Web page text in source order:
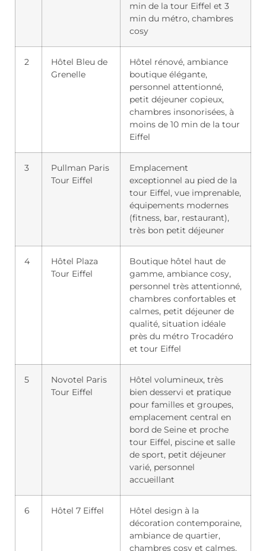
min de la tour Eiffel et 3
min du métro, chambres
cosy
2
Hôtel Bleu de
Grenelle
Hôtel rénové, ambiance
boutique élégante,
personnel attentionné,
petit déjeuner copieux,
chambres insonorisées, à
moins de 10 min de la tour
Eiffel
3
Pullman Paris
Tour Eiffel
Emplacement
exceptionnel au pied de la
tour Eiffel, vue imprenable,
équipements modernes
(fitness, bar, restaurant),
très bon petit déjeuner
4
Hôtel Plaza
Tour Eiffel
Boutique hôtel haut de
gamme, ambiance cosy,
personnel très attentionné,
chambres confortables et
calmes, petit déjeuner de
qualité, situation idéale
près du métro Trocadéro
et tour Eiffel
5
Novotel Paris
Tour Eiffel
Hôtel volumineux, très
bien desservi et pratique
pour familles et groupes,
emplacement central en
bord de Seine et proche
tour Eiffel, piscine et salle
de sport, petit déjeuner
varié, personnel
accueillant
6 Hôtel 7 Eiffel
Hôtel design à la
décoration contemporaine,
ambiance de quartier,
chambres cosy et calmes,